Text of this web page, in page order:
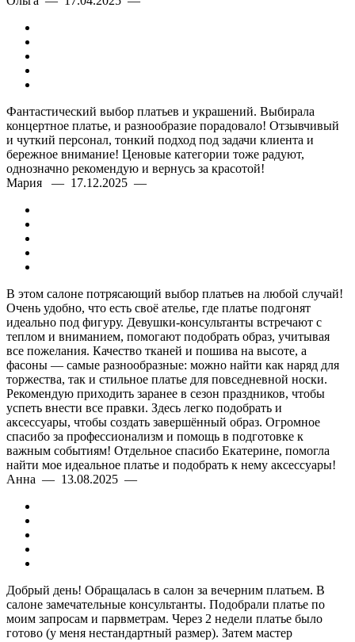
Фантастический выбор платьев и украшений. Выбирала
концертное платье, и разнообразие порадовало! Отзывчивый
и чуткий персонал, тонкий подход под задачи клиента и
бережное внимание! Ценовые категории тоже радуют,
однозначно рекомендую и вернусь за красотой!
Мария — 17.12.2025 —
В этом салоне потрясающий выбор платьев на любой случай!
Очень удобно, что есть своё ателье, где платье подгонят
идеально под фигуру. Девушки-консультанты встречают с
теплом и вниманием, помогают подобрать образ, учитывая
все пожелания. Качество тканей и пошива на высоте, а
фасоны — самые разнообразные: можно найти как наряд для
торжества, так и стильное платье для повседневной носки.
Рекомендую приходить заранее в сезон праздников, чтобы
успеть внести все правки. Здесь легко подобрать и
аксессуары, чтобы создать завершённый образ. Огромное
спасибо за профессионализм и помощь в подготовке к
важным событиям! Отдельное спасибо Екатерине, помогла
найти мое идеальное платье и подобрать к нему аксессуары!
Анна — 13.08.2025 —
Добрый день! Обращалась в салон за вечерним платьем. В
салоне замечательные консультанты. Подобрали платье по
моим запросам и парвметрам. Через 2 недели платье было
готово (у меня нестандартный размер). Затем мастер